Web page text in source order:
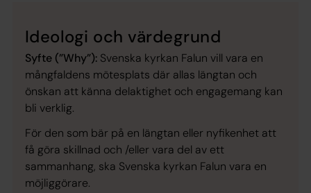
Ideologi och värdegrund
Syfte (”Why”): Svenska kyrkan Falun vill vara en
mångfaldens mötesplats där allas längtan och
önskan att känna delaktighet och engagemang kan
bli verklig.
För den som bär på en längtan eller nyfikenhet att
få göra skillnad och /eller vara del av ett
sammanhang, ska Svenska kyrkan Falun vara en
möjliggörare.